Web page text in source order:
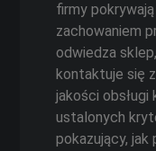
firmy
zachowaniem
odwiedza
kontaktuje się
jakości
ustalonych
pokazujący,